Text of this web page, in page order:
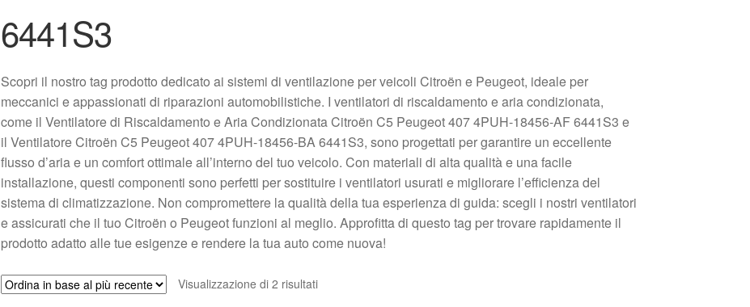
6441S3
Scopri il nostro tag prodotto dedicato ai sistemi di ventilazione per veicoli Citroën e Peugeot, ideale per
meccanici e appassionati di riparazioni automobilistiche. I ventilatori di riscaldamento e aria condizionata,
come il Ventilatore di Riscaldamento e Aria Condizionata Citroën C5 Peugeot 407 4PUH-18456-AF 6441S3 e
il Ventilatore Citroën C5 Peugeot 407 4PUH-18456-BA 6441S3, sono progettati per garantire un eccellente
flusso d’aria e un comfort ottimale all’interno del tuo veicolo. Con materiali di alta qualità e una facile
installazione, questi componenti sono perfetti per sostituire i ventilatori usurati e migliorare l’efficienza del
sistema di climatizzazione. Non compromettere la qualità della tua esperienza di guida: scegli i nostri ventilatori
e assicurati che il tuo Citroën o Peugeot funzioni al meglio. Approfitta di questo tag per trovare rapidamente il
prodotto adatto alle tue esigenze e rendere la tua auto come nuova!
Visualizzazione di 2 risultatiOrdina